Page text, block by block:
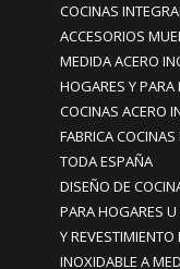
COCINAS
ACCESORIOS
MEDIDA ACERO
HOGARES Y PARA
COCINAS ACERO
FABRICA
TODA ESPAÑA
DISEÑO DE
PARA HOGARES
Y REVESTIMIENTO
INOXIDABLE A